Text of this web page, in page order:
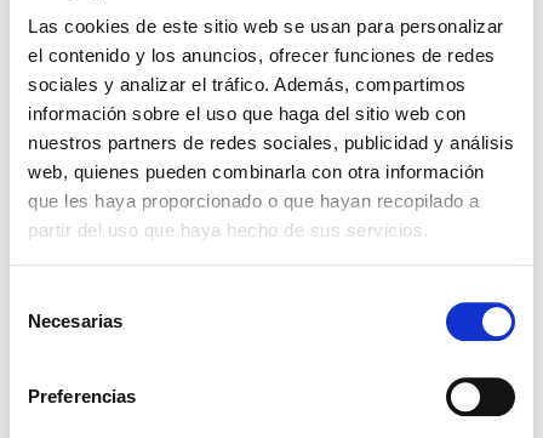
Las cookies de este sitio web se usan para personalizar
el contenido y los anuncios, ofrecer funciones de redes
sociales y analizar el tráfico. Además, compartimos
información sobre el uso que haga del sitio web con
nuestros partners de redes sociales, publicidad y análisis
web, quienes pueden combinarla con otra información
que les haya proporcionado o que hayan recopilado a
partir del uso que haya hecho de sus servicios.
Necesarias
Preferencias
5KG 25KG 100KG
Ingredientes relacionados
TURPINAL SL